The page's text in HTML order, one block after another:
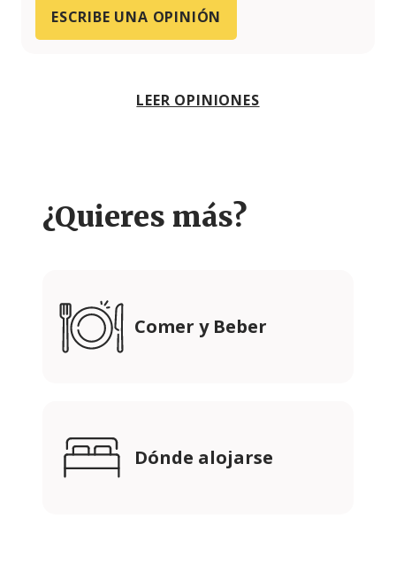
ESCRIBE UNA OPINIÓN
LEER OPINIONES
¿Quieres más?
Comer y Beber
Dónde alojarse